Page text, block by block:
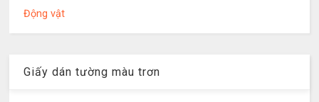
Động vật
Giấy dán tường màu trơn